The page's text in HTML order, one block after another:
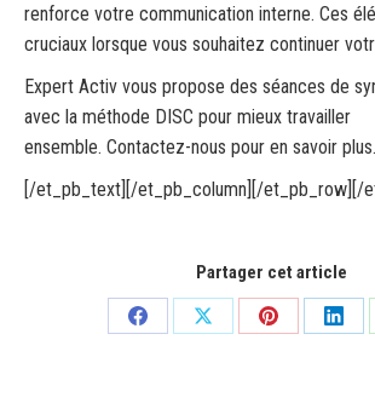
renforce votre communication interne. Ces
cruciaux lorsque vous souhaitez continuer
Expert Activ vous propose des séances de
avec la méthode DISC pour mieux travailler
ensemble. Contactez-nous pour en savoir plus.
[/et_pb_text][/et_pb_column][/et_pb_row][/
Partager cet article
PartagerPartagerPartager